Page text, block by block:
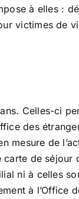
à elles :
victimes de
Celles-ci
des
mesure de
de séjour
ni à celles
à l’Office